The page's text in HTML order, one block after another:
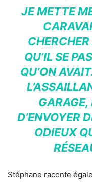
JE METTE
QU’IL SE
QU’ON
GARAGE,
D’ENVOYER
ODIEUX
Stéphane raconte